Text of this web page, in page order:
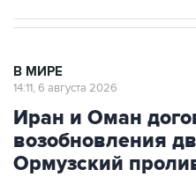
В МИРЕ
14:11, 6 августа 2026
Иран и Оман
возобновления
Ормузский